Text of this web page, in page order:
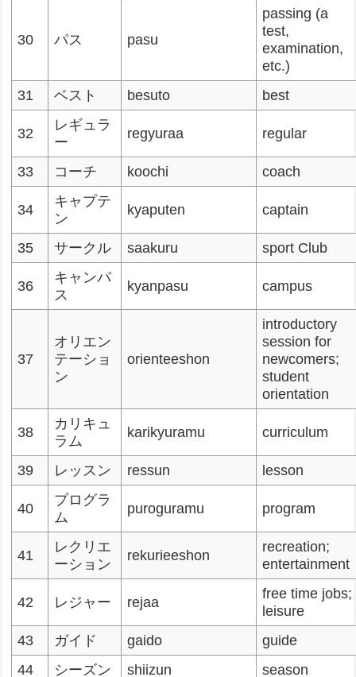
30 パス pasu
passing (a
test,
examination,
etc.)
31
ベスト besuto best
32
レギュラ
ー
regyuraa regular
33 コーチ koochi coach
34
キャプテ
ン
kyaputen captain
35 サークル saakuru sport Club
36
キャンパ
ス
kyanpasu campus
37
オリエン
テーショ
ン
orienteeshon
introductory
session for
newcomers;
student
orientation
38
カリキュ
ラム
karikyuramu curriculum
39 レッスン ressun lesson
40
プログラ
ム
puroguramu program
41
レクリエ
ーション
rekurieeshon
recreation;
entertainment
42 レジャー rejaa
free time jobs;
leisure
43
ガイド gaido
guide
44
シーズン shiizun season